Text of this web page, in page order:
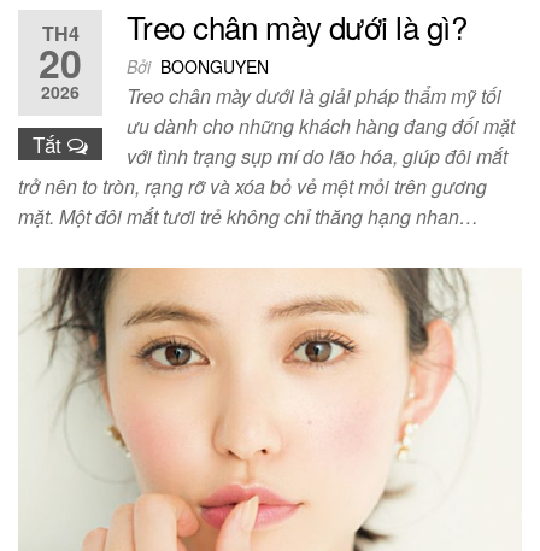
TH4
20
2026
Tắt
Treo chân mày dưới là gì?
Bởi BOONGUYEN
Treo chân mày dưới là giải pháp thẩm mỹ tối
ưu dành cho những khách hàng đang đối mặt
với tình trạng sụp mí do lão hóa, giúp đôi mắt
trở nên to tròn, rạng rỡ và xóa bỏ vẻ mệt mỏi trên gương
mặt. Một đôi mắt tươi trẻ không chỉ thăng hạng nhan…